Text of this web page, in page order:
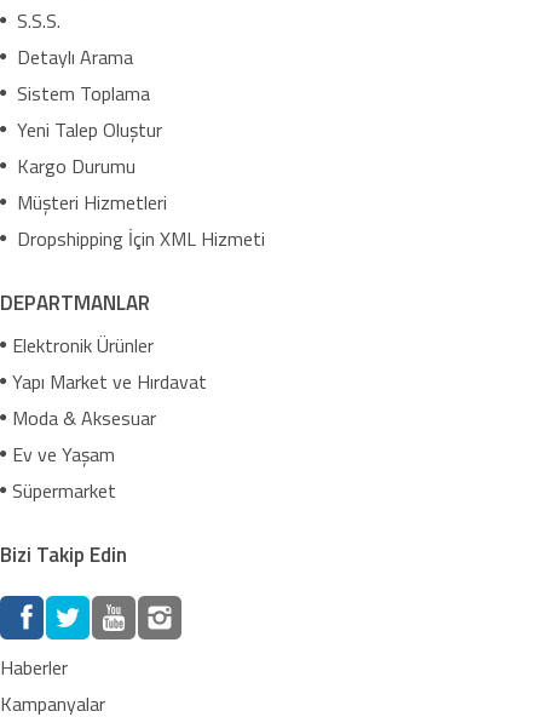
S.S.S.
Detaylı Arama
Sistem Toplama
Yeni Talep Oluştur
Kargo Durumu
Müşteri Hizmetleri
Dropshipping İçin XML Hizmeti
DEPARTMANLAR
Elektronik Ürünler
Yapı Market ve Hırdavat
Moda & Aksesuar
Ev ve Yaşam
Süpermarket
Bizi Takip Edin
Haberler
Kampanyalar